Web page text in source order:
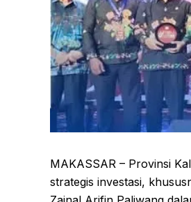
MAKASSAR – Provinsi
strategis investasi,